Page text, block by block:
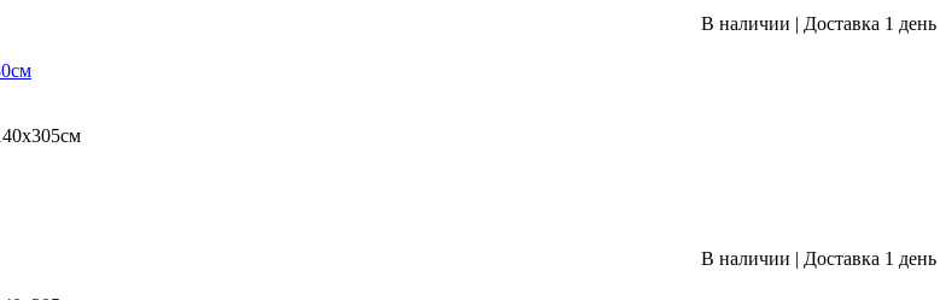
В наличии | Доставка 1 день
В наличии | Доставка 1 день